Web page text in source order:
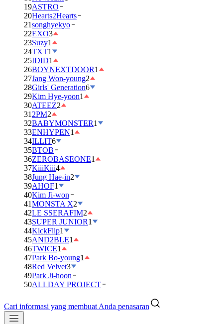
19ASTRO
20Hearts2Hearts
21songhyekyo
22EXO3
23Suzy1
24TXT1
25IDID1
26BOYNEXTDOOR1
27Jang Won-young2
28Girls' Generation6
29Kim Hye-yoon1
30ATEEZ2
31 2PM2
32BABYMONSTER1
33ENHYPEN1
34ILLIT6
35BTOB
36ZEROBASEONE1
37KiiiKiii4
38Jung Hae-in2
39AHOF1
40Kim Ji-won
41MONSTA X2
42LE SSERAFIM2
43SUPER JUNIOR1
44KickFlip1
45AND2BLE1
46TWICE1
47Park Bo-young1
48Red Velvet3
49Park Ji-hoon
50ALLDAY PROJECT
Cari informasi yang membuat Anda penasaran